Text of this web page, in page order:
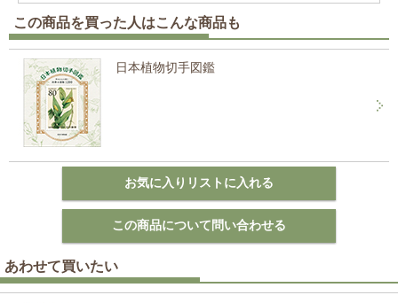
この商品を買った人はこんな商品も
日本植物切手図鑑
あわせて買いたい